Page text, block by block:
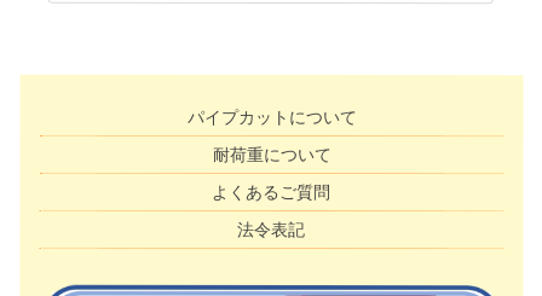
パイプカットについて
耐荷重について
よくあるご質問
法令表記